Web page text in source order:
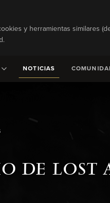
y herramientas similares
NOTICIAS
DE LOST